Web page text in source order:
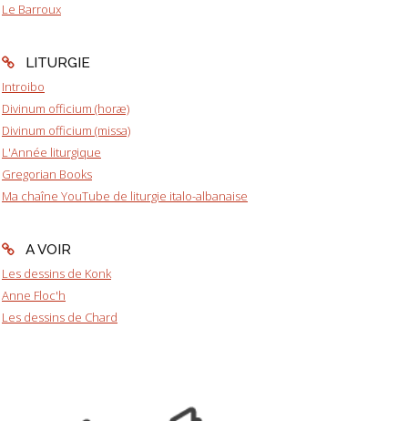
Le Barroux
LITURGIE
Introibo
Divinum officium (horæ)
Divinum officium (missa)
L'Année liturgique
Gregorian Books
Ma chaîne YouTube de liturgie italo-albanaise
A VOIR
Les dessins de Konk
Anne Floc'h
Les dessins de Chard